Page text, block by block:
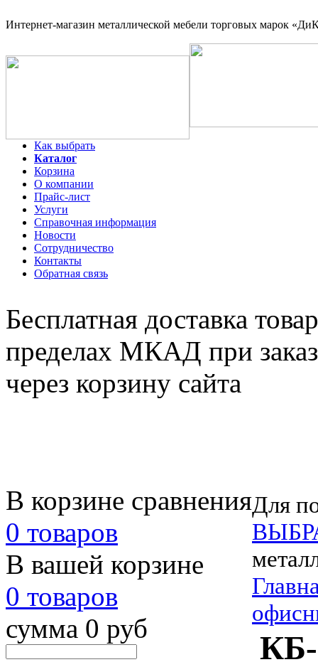
Интернет-магазин металлической мебели торговых марок
Как выбрать
Каталог
Корзина
О компании
Прайс-лист
Услуги
Справочная информация
Новости
Сотрудничество
Контакты
Обратная связь
Бесплатная доставка
пределах МКАД при
через корзину сайта
В корзине сравнения
0 товаров
В вашей корзине
0 товаров
сумма 0 руб
Для
КБ-